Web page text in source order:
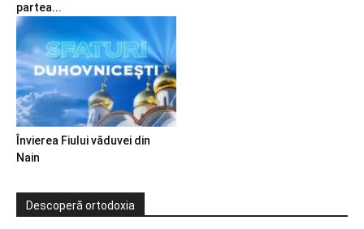
partea...
Învierea Fiului văduvei din
Nain
Descoperă ortodoxia